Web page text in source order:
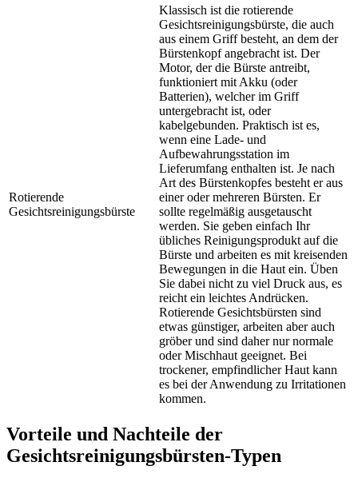
Rotierende
Gesichtsreinigungsbürste
Klassisch ist die rotierende
Gesichtsreinigungsbürste, die auch
aus einem Griff besteht, an dem der
Bürstenkopf angebracht ist. Der
Motor, der die Bürste antreibt,
funktioniert mit Akku (oder
Batterien), welcher im Griff
untergebracht ist, oder
kabelgebunden. Praktisch ist es,
wenn eine Lade- und
Aufbewahrungsstation im
Lieferumfang enthalten ist. Je nach
Art des Bürstenkopfes besteht er aus
einer oder mehreren Bürsten. Er
sollte regelmäßig ausgetauscht
werden. Sie geben einfach Ihr
übliches Reinigungsprodukt auf die
Bürste und arbeiten es mit kreisenden
Bewegungen in die Haut ein. Üben
Sie dabei nicht zu viel Druck aus, es
reicht ein leichtes Andrücken.
Rotierende Gesichtsbürsten sind
etwas günstiger, arbeiten aber auch
gröber und sind daher nur normale
oder Mischhaut geeignet. Bei
trockener, empfindlicher Haut kann
es bei der Anwendung zu Irritationen
kommen.
Vorteile und Nachteile der
Gesichtsreinigungsbürsten-Typen